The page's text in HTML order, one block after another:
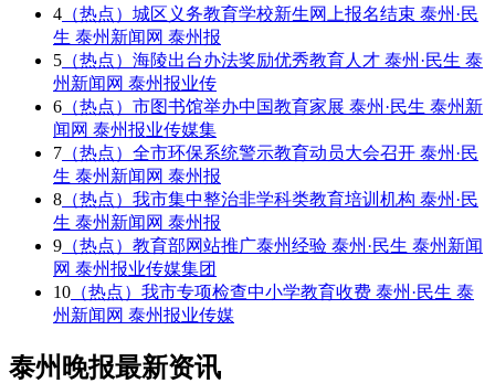
4 （热点）城区义务教育学校新生网上报名结束 泰州·民
生 泰州新闻网 泰州报
5 （热点）海陵出台办法奖励优秀教育人才 泰州·民生 泰
州新闻网 泰州报业传
6 （热点）市图书馆举办中国教育家展 泰州·民生 泰州新
闻网 泰州报业传媒集
7 （热点）全市环保系统警示教育动员大会召开 泰州·民
生 泰州新闻网 泰州报
8 （热点）我市集中整治非学科类教育培训机构 泰州·民
生 泰州新闻网 泰州报
9 （热点）教育部网站推广泰州经验 泰州·民生 泰州新闻
网 泰州报业传媒集团
10 （热点）我市专项检查中小学教育收费 泰州·民生 泰
州新闻网 泰州报业传媒
泰州晚报最新资讯